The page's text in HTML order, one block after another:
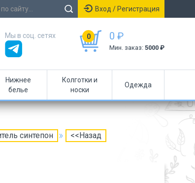
Вход / Регистрация
0 0 ₽
Мин. заказ: 5000 ₽
Мы в соц. сетях
Нижнее
белье
Колготки и
носки
Одежда
синтепон <<Назад